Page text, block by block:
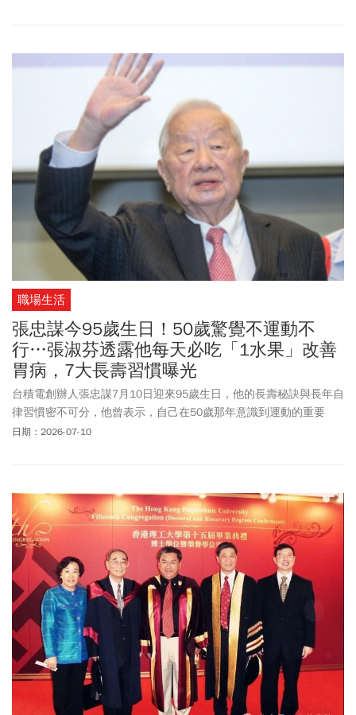
職場生活
張忠謀今95歲生日！50歲驚覺不運動不
行…張淑芬透露他每天必吃「1水果」改善
胃病，7大長壽習慣曝光
台積電創辦人張忠謀7月10日迎來95歲生日，他的長壽秘訣與長年自
律習慣密不可分，他曾表示，自己在50歲那年意識到運動的重要
性，自此養成運動習慣。張忠謀夫人張淑芬也透露三餐飲食，早上
讀益智與音樂紓壓，經營公司外，也經營了健康。
日期：2026-07-10